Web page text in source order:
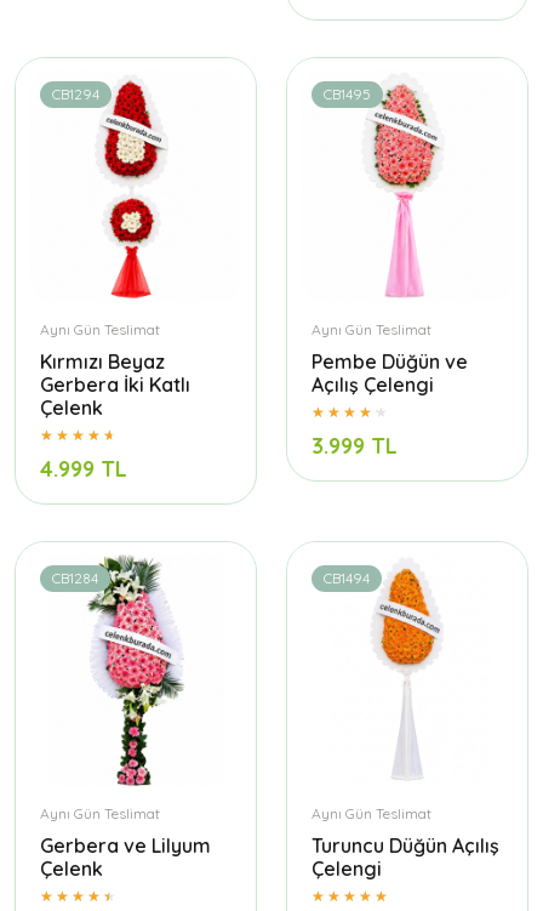
CB1294
Aynı Gün Teslimat
Kırmızı Beyaz
Gerbera İki Katlı
Çelenk
4.999 TL
CB1495
Aynı Gün Teslimat
Pembe Düğün ve
Açılış Çelengi
3.999 TL
CB1284
Aynı Gün Teslimat
Gerbera ve Lilyum
Çelenk
CB1494
Aynı Gün Teslimat
Turuncu Düğün Açılış
Çelengi